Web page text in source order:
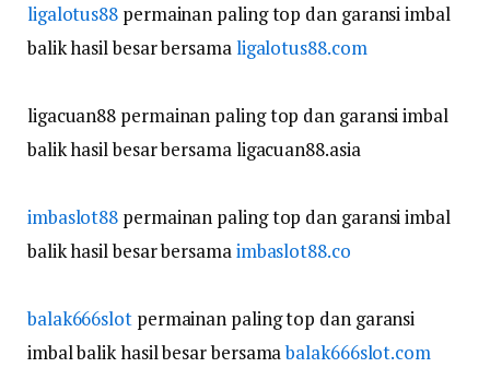
ligalotus88 permainan paling top dan garansi imbal
balik hasil besar bersamaligalotus88.com
ligacuan88 permainan paling top dan garansi imbal
balik hasil besar bersama ligacuan88.asia
imbaslot88 permainan paling top dan garansi imbal
balik hasil besar bersamaimbaslot88.co
balak666slotpermainan paling top dan garansi
imbal balik hasil besar bersamabalak666slot.com